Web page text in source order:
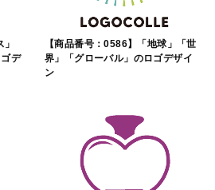
デ
【商品番号：0586】「地球」「世
界」「グローバル」のロゴデザイ
ン